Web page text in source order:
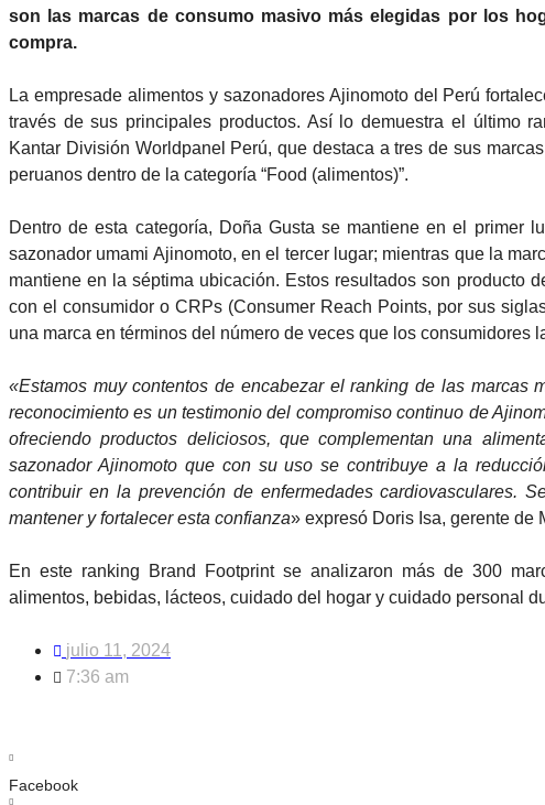
son las marcas de consumo masivo más elegidas por los
compra.
La empresade alimentos y sazonadores Ajinomoto del Perú
través de sus principales productos. Así lo demuestra el último
Kantar División Worldpanel Perú, que destaca a tres de sus
peruanos dentro de la categoría “Food (alimentos)”.
Dentro de esta categoría, Doña Gusta se mantiene en el primer
sazonador umami Ajinomoto, en el tercer lugar; mientras que la
mantiene en la séptima ubicación. Estos resultados son producto
con el consumidor o CRPs (Consumer Reach Points, por sus
una marca en términos del número de veces que los consumidores
«Estamos muy contentos de encabezar el ranking de las marcas
reconocimiento es un testimonio del compromiso continuo de
ofreciendo productos deliciosos, que complementan una
sazonador Ajinomoto que con su uso se contribuye a la
contribuir en la prevención de enfermedades cardiovasculares.
mantener y fortalecer esta confianza» expresó Doris Isa, gerente de
En este ranking Brand Footprint se analizaron más de 300
alimentos, bebidas, lácteos, cuidado del hogar y cuidado personal
julio 11, 2024
7:36 am
Facebook